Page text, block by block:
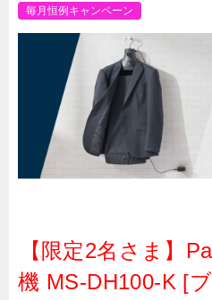
毎月恒例キャンペーン
【限定2名さま】
機 MS-DH100-K [